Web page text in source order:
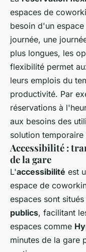
espaces de
besoin d'un
journée, une
plus longues, les
flexibilité permet
leurs emplois du
productivité. Par
réservations à
aux besoins des
solution
Accessibilité :
de la gare
L'accessibilité est
espace de
espaces sont
publics, facilitant
espaces comme
minutes de la gare